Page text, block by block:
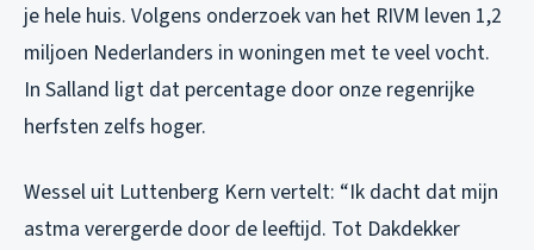
je hele huis. Volgens onderzoek van het RIVM leven 1,2
miljoen Nederlanders in woningen met te veel vocht.
In Salland ligt dat percentage door onze regenrijke
herfsten zelfs hoger.
Wessel uit Luttenberg Kern vertelt: “Ik dacht dat mijn
astma verergerde door de leeftijd. Tot Dakdekker